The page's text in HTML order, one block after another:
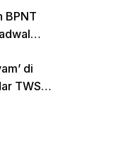
BPNT
di
TWS